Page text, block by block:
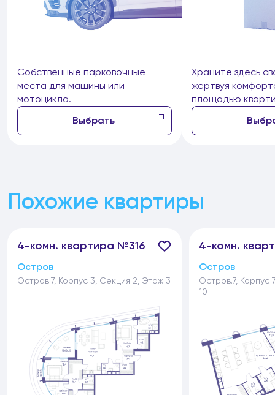
Собственные парковочные
места для машины или
мотоцикла.
Выбрать
Храните здесь
жертвуя
площадью
Похожие квартиры
4-комн. квартира №316
Остров
Остров.7, Корпус 3, Секция 2, Этаж 3
4-комн.
Остров
Остров.7, Корпус
10